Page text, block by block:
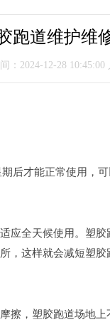
跑道维护维
：2024-12-28 10:45:00
能正常使用，可
全天候使用。塑胶
，这样就会减短塑胶
，塑胶跑道场地上